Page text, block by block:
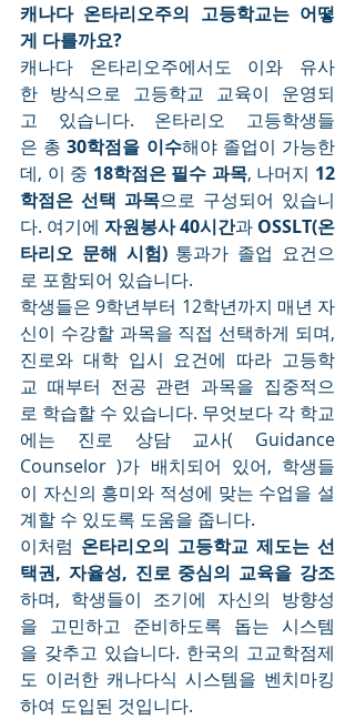
캐나다 온타리오주의 고등학교는 어떻
게 다를까요?
캐나다 온타리오주에서도 이와 유사
한 방식으로 고등학교 교육이 운영되
고 있습니다. 온타리오 고등학생들
은 총 30학점을 이수해야 졸업이 가능한
데, 이 중 18학점은 필수 과목, 나머지 12
학점은 선택 과목으로 구성되어 있습니
다. 여기에 자원봉사 40시간과 OSSLT(온
타리오 문해 시험) 통과가 졸업 요건으
로 포함되어 있습니다.
학생들은 9학년부터 12학년까지 매년 자
신이 수강할 과목을 직접 선택하게 되며,
진로와 대학 입시 요건에 따라 고등학
교 때부터 전공 관련 과목을 집중적으
로 학습할 수 있습니다. 무엇보다 각 학교
에는 진로 상담 교사( Guidance
Counselor )가 배치되어 있어, 학생들
이 자신의 흥미와 적성에 맞는 수업을 설
계할 수 있도록 도움을 줍니다.
이처럼 온타리오의 고등학교 제도는 선
택권, 자율성, 진로 중심의 교육을 강조
하며, 학생들이 조기에 자신의 방향성
을 고민하고 준비하도록 돕는 시스템
을 갖추고 있습니다. 한국의 고교학점제
도 이러한 캐나다식 시스템을 벤치마킹
하여 도입된 것입니다.